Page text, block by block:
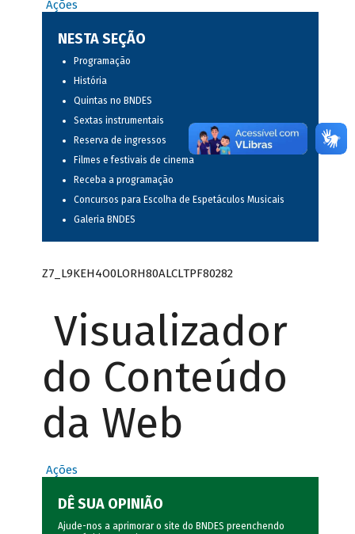
Ações
NESTA SEÇÃO
Programação
História
Quintas no BNDES
Sextas instrumentais
Reserva de ingressos
Filmes e festivais de cinema
Receba a programação
Concursos para Escolha de Espetáculos Musicais
Galeria BNDES
Z7_L9KEH4O0LORH80ALCLTPF80282
Visualizador
do Conteúdo
da Web
Ações
DÊ SUA OPINIÃO
Ajude-nos a aprimorar o site do BNDES preenchendo